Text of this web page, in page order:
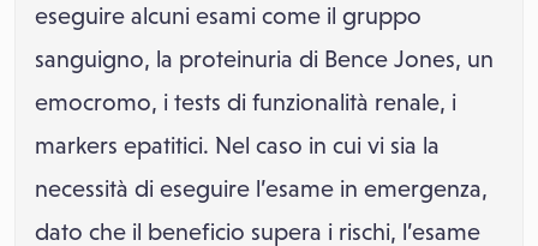
eseguire alcuni esami come il gruppo
sanguigno, la proteinuria di Bence Jones, un
emocromo, i tests di funzionalità renale, i
markers epatitici. Nel caso in cui vi sia la
necessità di eseguire l’esame in emergenza,
dato che il beneficio supera i rischi, l’esame